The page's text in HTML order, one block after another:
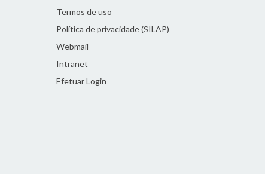
Termos de uso
Política de privacidade (SILAP)
Webmail
Intranet
Efetuar Login